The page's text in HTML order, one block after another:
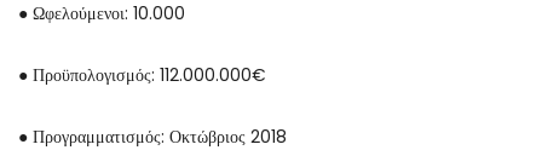
● Ωφελούμενοι: 10.000
● Προϋπολογισμός: 112.000.000€
● Προγραμματισμός: Οκτώβριος 2018